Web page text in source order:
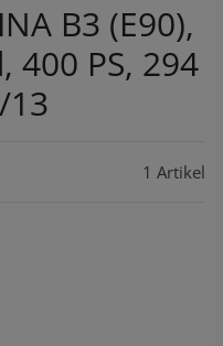
B3 (E90),
400 PS, 294
13
1 Artikel